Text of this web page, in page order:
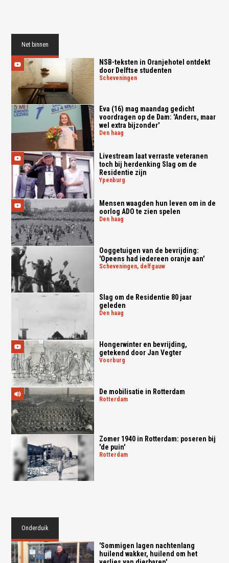
Net binnen
NSB-teksten in Oranjehotel ontdekt
door Delftse studenten
scheveningen
Eva (16) mag maandag gedicht
voordragen op de Dam: 'Anders, maar
wel extra bijzonder'
den haag
Livestream laat verraste veteranen
toch bij herdenking Slag om de
Residentie zijn
ypenburg
Mensen waagden hun leven om in de
oorlog ADO te zien spelen
den haag
Ooggetuigen van de bevrijding:
'Opeens had iedereen oranje aan'
scheveningen, delfgauw
Slag om de Residentie 80 jaar
geleden
den haag
Hongerwinter en bevrijding,
getekend door Jan Vegter
voorburg
De mobilisatie in Rotterdam
rotterdam
Zomer 1940 in Rotterdam: poseren bij
'de puin'
rotterdam
Onderduik
'Sommigen lagen nachtenlang
huilend wakker, huilend om het